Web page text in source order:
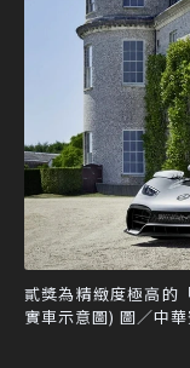
貳獎為精緻度極高的
實車示意圖) 圖／中